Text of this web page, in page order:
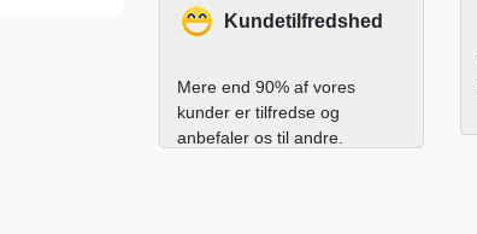
Kundetilfredshed
Mere end 90% af vores
kunder er tilfredse og
anbefaler os til andre.